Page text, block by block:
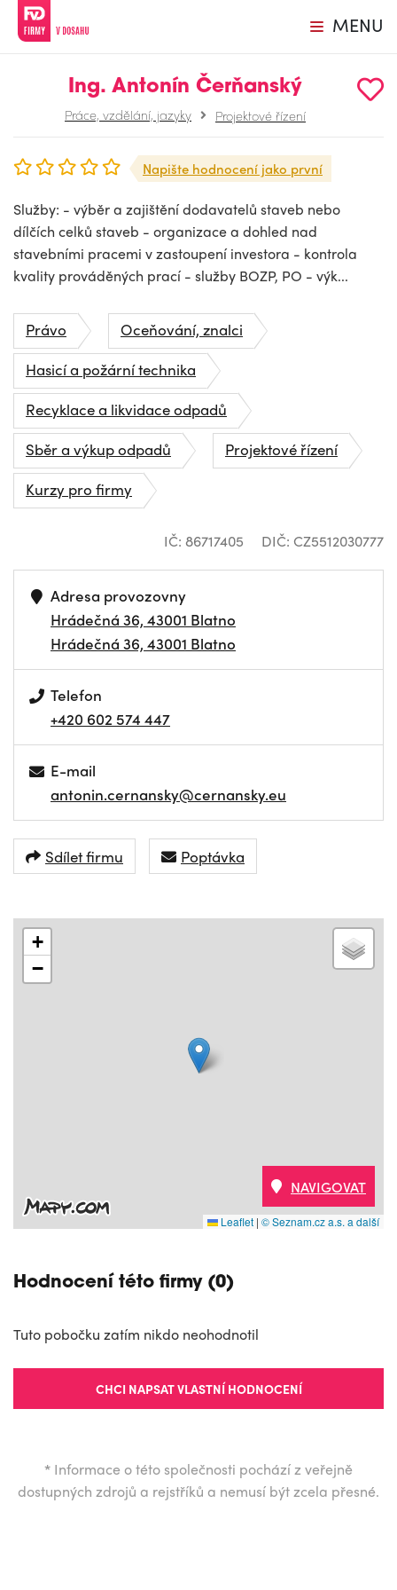
MENU
Ing. Antonín Čerňanský
Práce, vzdělání, jazyky Projektové řízení
Napište hodnocení jako první
Služby: - výběr a zajištění dodavatelů staveb nebo
dílčích celků staveb - organizace a dohled nad
stavebními pracemi v zastoupení investora - kontrola
kvality prováděných prací - služby BOZP, PO - výk...
Právo
Oceňování, znalci
Hasicí a požární technika
Recyklace a likvidace odpadů
Sběr a výkup odpadů
Projektové řízení
Kurzy pro firmy
IČ: 86717405 DIČ: CZ5512030777
Adresa provozovny
Hrádečná 36, 43001 Blatno
Hrádečná 36, 43001 Blatno
Telefon
+420 602 574 447
E-mail
antonin.cernansky@cernansky.eu
Sdílet firmu Poptávka
+
−
Leaflet | © Seznam.cz a.s. a další
NAVIGOVAT
Hodnocení této firmy (0)
Tuto pobočku zatím nikdo neohodnotil
CHCI NAPSAT VLASTNÍ HODNOCENÍ
* Informace o této společnosti pochází z veřejně
dostupných zdrojů a rejstříků a nemusí být zcela přesné.